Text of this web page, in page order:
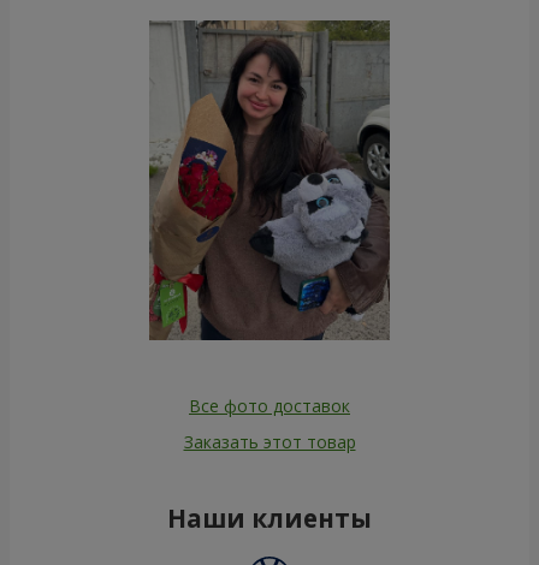
Все фото доставок
Заказать этот товар
Наши клиенты